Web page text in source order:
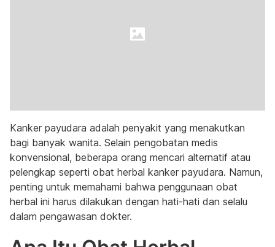
Kanker payudara adalah penyakit yang menakutkan
bagi banyak wanita. Selain pengobatan medis
konvensional, beberapa orang mencari alternatif atau
pelengkap seperti obat herbal kanker payudara. Namun,
penting untuk memahami bahwa penggunaan obat
herbal ini harus dilakukan dengan hati-hati dan selalu
dalam pengawasan dokter.